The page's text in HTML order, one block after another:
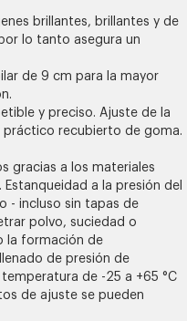
brillantes, brillantes y de
lo tanto asegura un
de 9 cm para la mayor
y preciso. Ajuste de la
recubierto de goma.
gracias a los materiales
a la presión del
- incluso sin tapas de
polvo, suciedad o
la formación de
de presión de
de -25 a +65 °C
de ajuste se pueden